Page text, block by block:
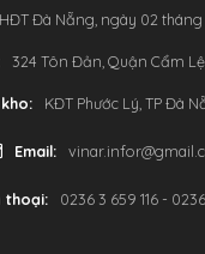
Đà Nẵng, ngày 02 tháng
324 Tôn Đản, Quận Cẩm
KĐT Phước Lý, TP Đà
Email:
thoại: 0236 3 659 116 -